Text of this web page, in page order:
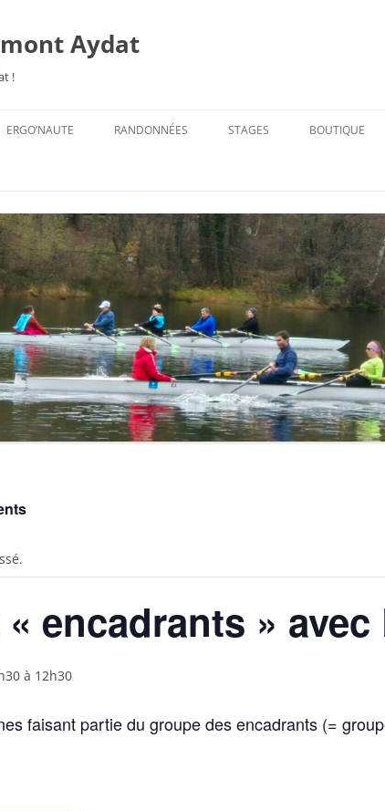
Aydat
!
ERGO’NAUTE RANDONNÉES STAGES BOUTIQUE
encadrants »
à 12h30
faisant partie du groupe des encadrants (=